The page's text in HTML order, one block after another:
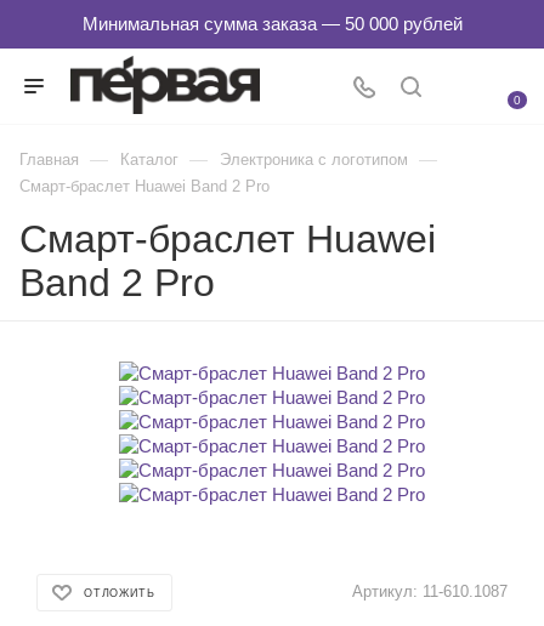
0
Главная — Каталог — Электроника с логотипом —
Смарт-браслет Huawei Band 2 Pro
Смарт-браслет Huawei
Band 2 Pro
ОТЛОЖИТЬ Артикул: 11-610.1087